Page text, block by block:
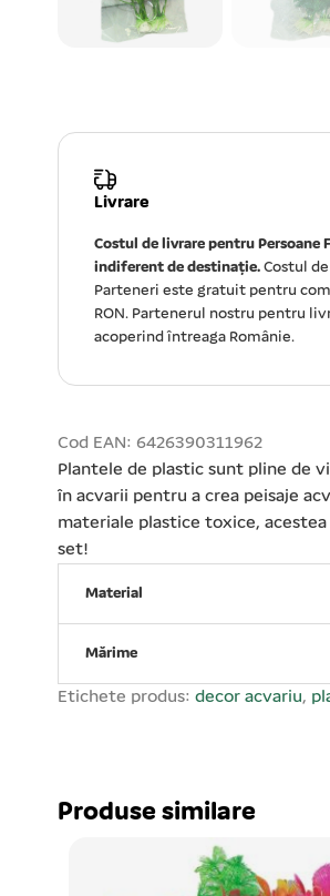
Livrare
Costul de livrare pentru Persoane
indiferent de destinație. Costul
Parteneri este gratuit pentru
RON. Partenerul nostru pentru
acoperind întreaga Românie.
Cod EAN: 6426390311962
Plantele de plastic sunt pline de
în acvarii pentru a crea peisaje
materiale plastice toxice,
set!
Material
Mărime
Etichete produs: decor acvariu,
Produse similare